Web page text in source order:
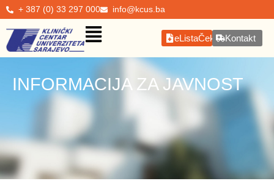
+ 387 (0) 33 297 000 info@kcus.ba
eListaČekanjaKontakt
INFORMACIJA ZA JAVNOST